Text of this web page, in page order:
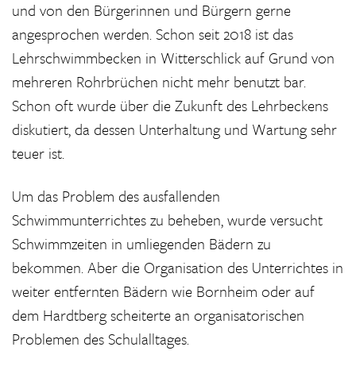
und von den Bürgerinnen und Bürgern gerne
angesprochen werden. Schon seit 2018 ist das
Lehrschwimmbecken in Witterschlick auf Grund von
mehreren Rohrbrüchen nicht mehr benutzt bar.
Schon oft wurde über die Zukunft des Lehrbeckens
diskutiert, da dessen Unterhaltung und Wartung sehr
teuer ist.
Um das Problem des ausfallenden
Schwimmunterrichtes zu beheben, wurde versucht
Schwimmzeiten in umliegenden Bädern zu
bekommen. Aber die Organisation des Unterrichtes in
weiter entfernten Bädern wie Bornheim oder auf
dem Hardtberg scheiterte an organisatorischen
Problemen des Schulalltages.